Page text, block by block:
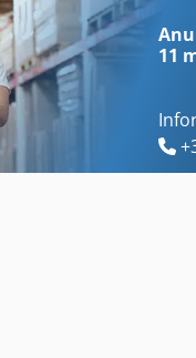
Máquina
11